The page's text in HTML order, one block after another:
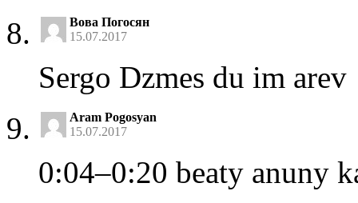
Вова Погосян
15.07.2017
Sergo Dzmes du im
Aram Pogosyan
15.07.2017
0:04–0:20 beaty anuny